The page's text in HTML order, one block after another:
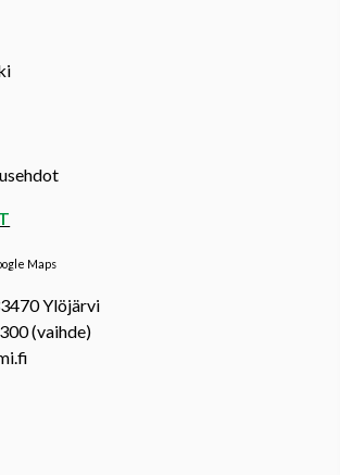
Maps
Ylöjärvi
(vaihde)